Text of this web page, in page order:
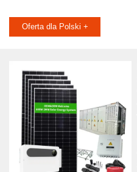
Oferta dla Polski +